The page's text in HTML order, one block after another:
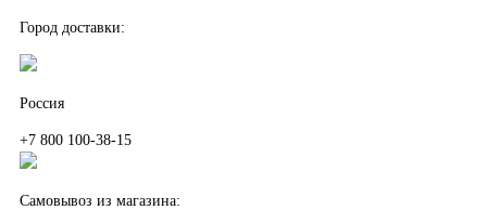
Город доставки:
Россия
+7 800 100-38-15
Самовывоз из магазина: